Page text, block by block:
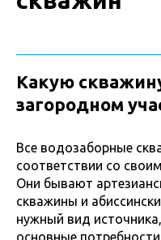
Какую
загородном
Все водозаборные
соответствии со
Они бывают
скважины и
нужный вид
основные